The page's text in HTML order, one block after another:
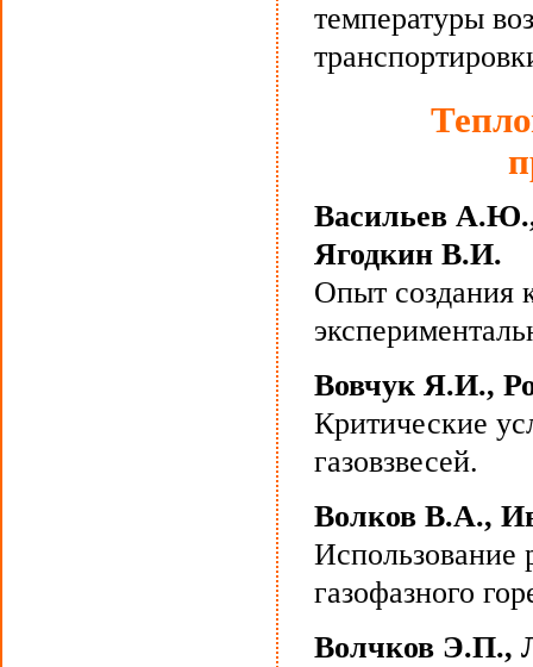
температуры
Васильев
Ягодкин В.И.
Опыт создания
Вовчук Я.И.,
Критические
газовзвесей.
Волков В.А.,
Использование
газофазного
Волчков Э.П.,